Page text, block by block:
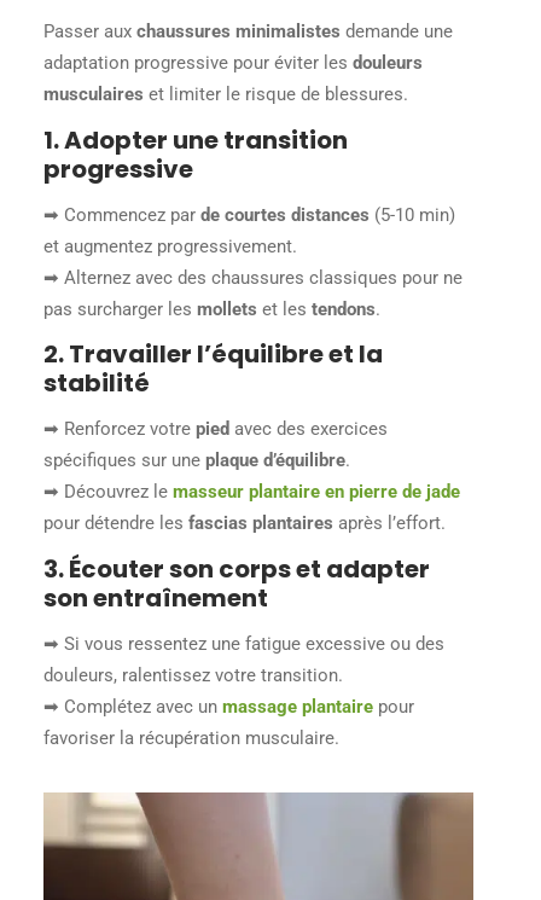
Passer auxchaussures minimalistes demande une
adaptation progressive pour éviter lesdouleurs
musculaires et limiter le risque de blessures.
1. Adopter une transition
progressive
➡ Commencez parde courtes distances (5-10 min)
et augmentez progressivement.
➡ Alternez avec des chaussures classiques pour ne
pas surcharger lesmollets et lestendons.
2. Travailler l’équilibre et la
stabilité
➡ Renforcez votrepied avec des exercices
spécifiques sur uneplaque d’équilibre.
➡ Découvrez lemasseur plantaire en pierre de jade
pour détendre lesfascias plantaires après l’effort.
3. Écouter son corps et adapter
son entraînement
➡ Si vous ressentez une fatigue excessive ou des
douleurs, ralentissez votre transition.
➡ Complétez avec unmassage plantaire pour
favoriser la récupération musculaire.